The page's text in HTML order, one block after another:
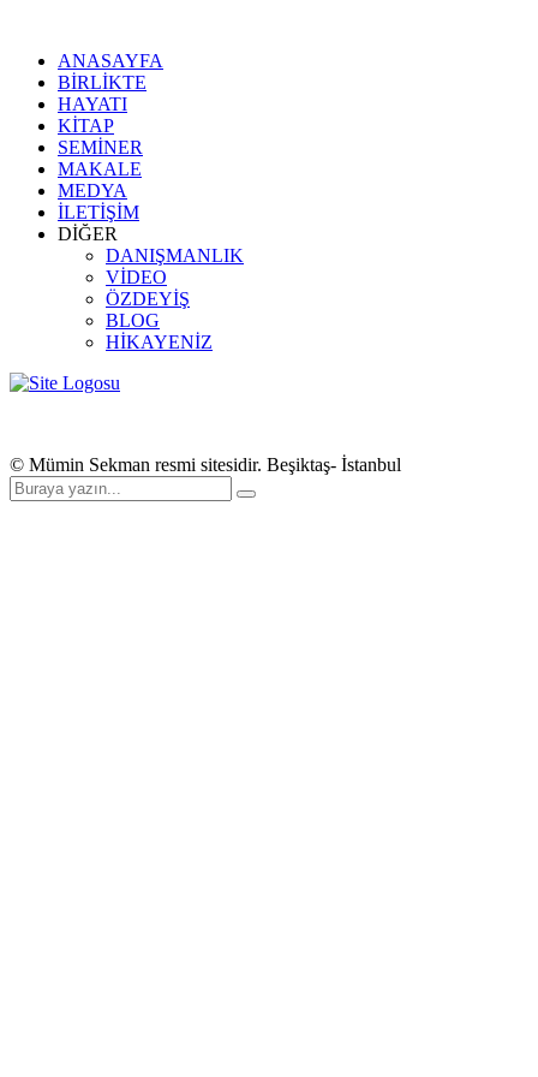
ANASAYFA
BİRLİKTE
HAYATI
KİTAP
SEMİNER
MAKALE
MEDYA
İLETİŞİM
DİĞER
DANIŞMANLIK
VİDEO
ÖZDEYİŞ
BLOG
HİKAYENİZ
© Mümin Sekman resmi sitesidir. Beşiktaş- İstanbul